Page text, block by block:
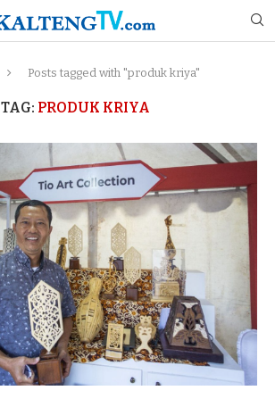
Posts tagged with "produk kriya"
TAG: PRODUK KRIYA